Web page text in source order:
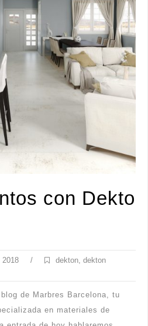
con Dekto
2018 / dekton dekton
de Marbres Barcelona, tu
en materiales de